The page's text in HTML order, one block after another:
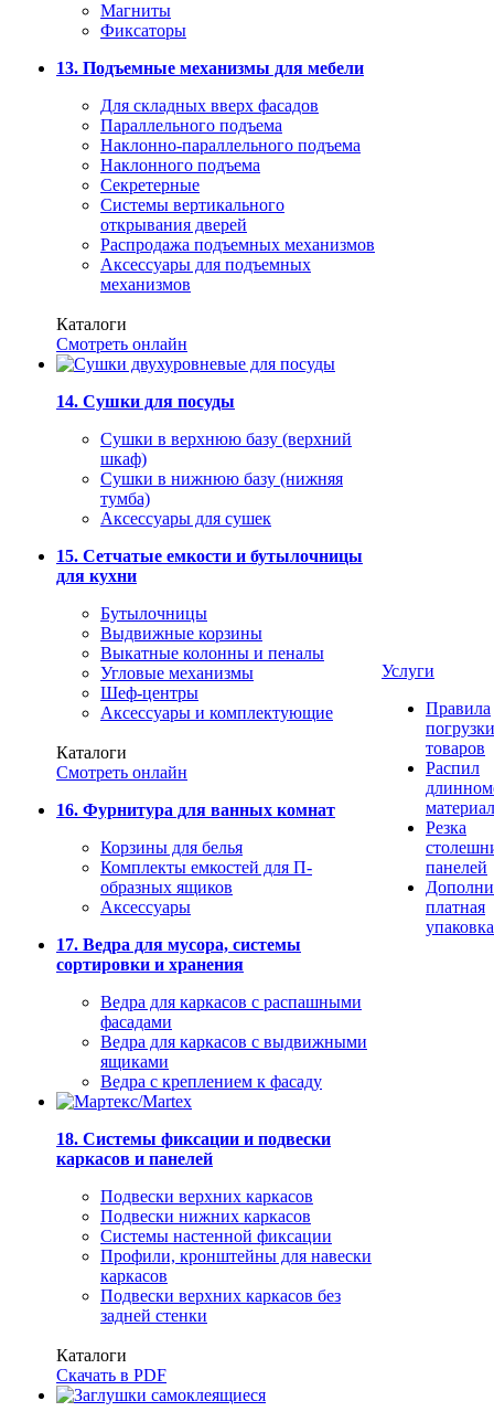
Магниты
Фиксаторы
13. Подъемные механизмы для мебели
Для складных вверх фасадов
Параллельного подъема
Наклонно-параллельного подъема
Наклонного подъема
Секретерные
Системы вертикального
открывания дверей
Распродажа подъемных механизмов
Аксессуары для подъемных
механизмов
Каталоги
Смотреть онлайн
14. Сушки для посуды
Сушки в верхнюю базу (верхний
шкаф)
Сушки в нижнюю базу (нижняя
тумба)
Аксессуары для сушек
15. Сетчатые емкости и бутылочницы
для кухни
Бутылочницы
Выдвижные корзины
Выкатные колонны и пеналы
Угловые механизмы
Шеф-центры
Аксессуары и комплектующие
Каталоги
Смотреть онлайн
16. Фурнитура для ванных комнат
Корзины для белья
Комплекты емкостей для П-
образных ящиков
Аксессуары
17. Ведра для мусора, системы
сортировки и хранения
Ведра для каркасов с распашными
фасадами
Ведра для каркасов с выдвижными
ящиками
Ведра с креплением к фасаду
18. Системы фиксации и подвески
каркасов и панелей
Подвески верхних каркасов
Подвески нижних каркасов
Системы настенной фиксации
Профили, кронштейны для навески
каркасов
Подвески верхних каркасов без
задней стенки
Каталоги
Скачать в PDF
Услуги
Правила
погрузки
товаров
Распил
Резка
панелей
платная
упаковка